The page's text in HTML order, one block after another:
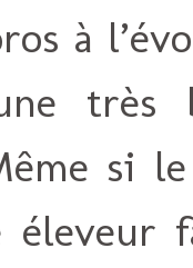
à
très
si
éleveur